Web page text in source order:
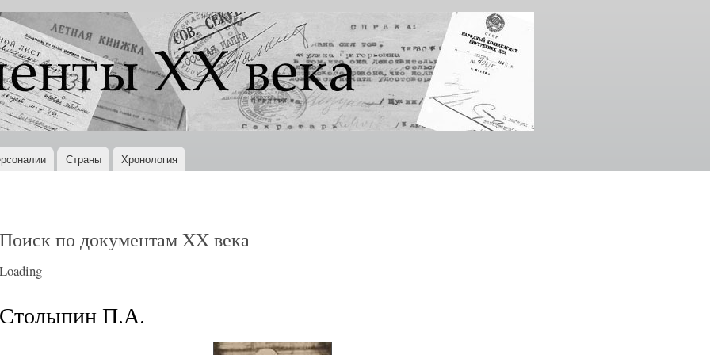
Перейти к
основному
содержанию
Страны Хронология
Поиск по документам XX века
Loading
Столыпин П.А.